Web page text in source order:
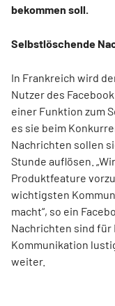
bekommen soll.
Selbstlöschende
In Frankreich wird
Nutzer des
einer Funktion zum
es sie beim
Nachrichten sollen
Stunde auflösen.
Produktfeature
wichtigsten
macht“, so ein
Nachrichten sind
Kommunikation
weiter.